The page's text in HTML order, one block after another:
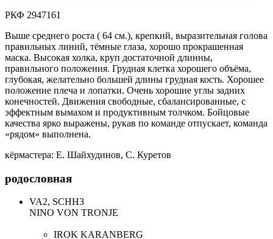
РКФ 2947161
Выше среднего роста ( 64 см.), крепкий, выразительная голова
правильных линий, тёмные глаза, хорошо прокрашенная
маска. Высокая холка, круп достаточной длинны,
правильного положения. Грудная клетка хорошего объёма,
глубокая, желательно большей длины грудная кость. Хорошее
положение плеча и лопатки. Очень хорошие углы задних
конечностей. Движения свободные, сбалансированные, с
эффектным вымахом и продуктивным толчком. Бойцовые
качества ярко выражены, рукав по команде отпускает, команда
«рядом» выполнена.
кёрмастера: Е. Шайхудинов, С. Куретов
родословная
VA2, SCHH3
NINO VON TRONJE
IROK KARANBERG